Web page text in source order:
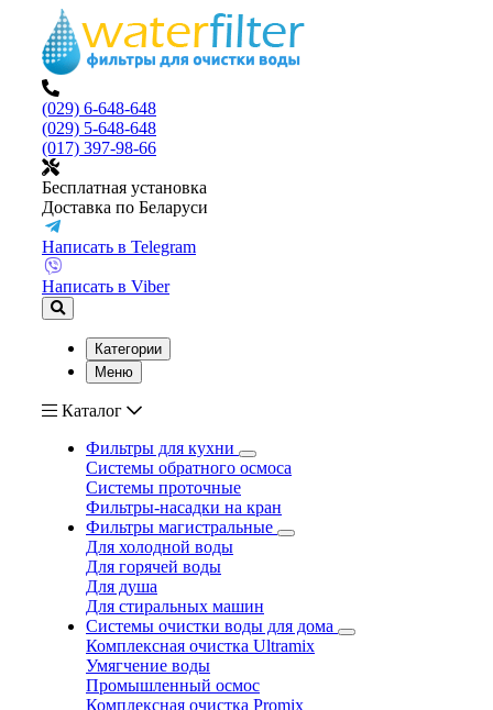
(029) 6-648-648
(029) 5-648-648
(017) 397-98-66
Бесплатная установка
Доставка по Беларуси
Написать в Telegram
Написать в Viber
Категории
Меню
Каталог
Фильтры для кухни
Системы обратного осмоса
Системы проточные
Фильтры-насадки на кран
Фильтры магистральные
Для холодной воды
Для горячей воды
Для душа
Для стиральных машин
Системы очистки воды для дома
Комплексная очистка Ultramix
Умягчение воды
Промышленный осмос
Комплексная очистка Promix